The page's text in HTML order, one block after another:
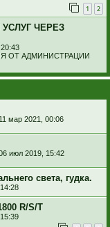
1 2
ЧЕРЕЗ
ОТ АДМИНИСТРАЦИИ
мар 2021, 00:06
июл 2019, 15:42
света, гудка.
R/S/T